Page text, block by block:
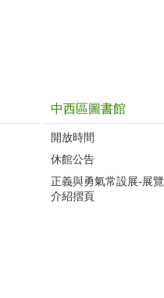
中西區圖書館
開放時間
休館公告
正義與勇氣常設展-展覽
介紹摺頁